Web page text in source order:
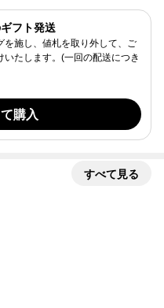
フト発送
を施し、値札を取り外して、ご
いたします。(一回の配送につき
購入
すべて見る